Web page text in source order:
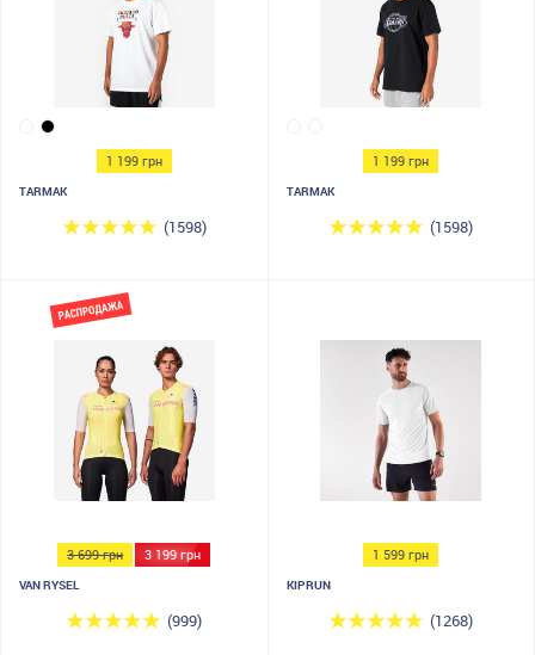
1 199 грн
TARMAK
(1598)
1 199 грн
TARMAK
(1598)
3 699 грн 3 199 грн
VAN RYSEL
(999)
1 599 грн
KIPRUN
(1268)